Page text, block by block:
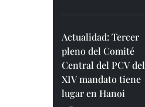
Actualidad: Tercer
pleno del Comité
Central del PCV del
XIV mandato tiene
lugar en Hanoi